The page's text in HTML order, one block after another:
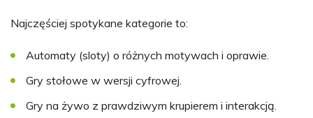
Najczęściej spotykane kategorie to:
Automaty (sloty) o różnych motywach i oprawie.
Gry stołowe w wersji cyfrowej.
Gry na żywo z prawdziwym krupierem i interakcją.